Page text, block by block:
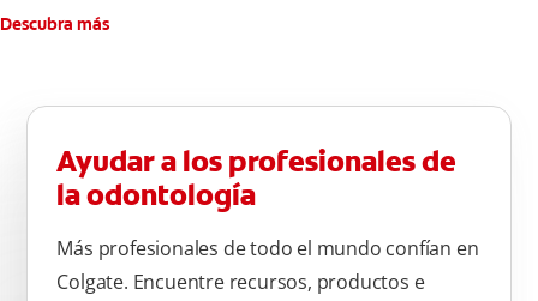
Descubra más
Ayudar a los profesionales de
la odontología
Más profesionales de todo el mundo confían en
Colgate. Encuentre recursos, productos e